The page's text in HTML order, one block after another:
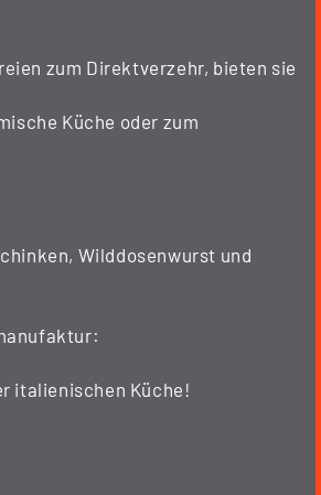
zum Direktverzehr, bieten sie
Küche oder zum
Wilddosenwurst und
italienischen Küche!